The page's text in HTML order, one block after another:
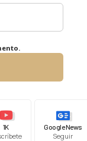
1K Google News
Seguir